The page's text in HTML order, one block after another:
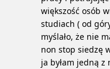
większość osób
studiach ( od
myślało, że nie
non stop siedzę
ja byłam jedną